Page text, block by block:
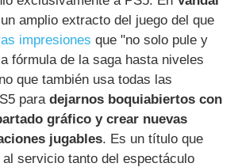
amplio extracto del juego del que
impresiones que "no solo pule y
fórmula de la saga hasta niveles
que también usa todas las
para dejarnos boquiabiertos con
gráfico y crear nuevas
jugables. Es un título que
servicio tanto del espectáculo